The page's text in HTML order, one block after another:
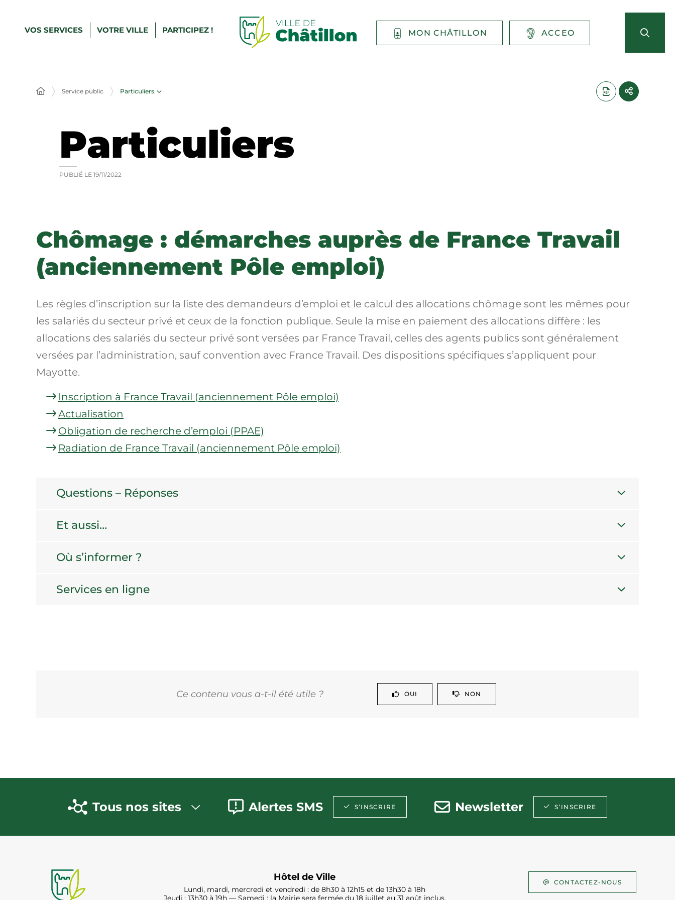
VOS SERVICES VOTRE VILLE PARTICIPEZ ! MON CHÂTILLON ACCEO
Service public Particuliers
Particuliers
PUBLIÉ LE 19/11/2022
Chômage : démarches auprès de France Travail
(anciennement Pôle emploi)
Les règles d’inscription sur la liste des demandeurs d’emploi et le calcul des allocations chômage sont les mêmes pour
les salariés du secteur privé et ceux de la fonction publique. Seule la mise en paiement des allocations diffère : les
allocations des salariés du secteur privé sont versées par France Travail, celles des agents publics sont généralement
versées par l’administration, sauf convention avec France Travail. Des dispositions spécifiques s’appliquent pour
Mayotte.
Inscription à France Travail (anciennement Pôle emploi)
Actualisation
Obligation de recherche d’emploi (PPAE)
Radiation de France Travail (anciennement Pôle emploi)
Questions – Réponses
Et aussi…
Où s’informer ?
Services en ligne
Ce contenu vous a-t-il été utile ? OUI NON
Tous nos sites Alertes SMS S’INSCRIRE Newsletter S’INSCRIRE
Hôtel de Ville
Lundi, mardi, mercredi et vendredi : de 8h30 à 12h15 et de 13h30 à 18h
Jeudi : 13h30 à 19h — Samedi : la Mairie sera fermée du 18 juillet au 31 août inclus.
CONTACTEZ-NOUS